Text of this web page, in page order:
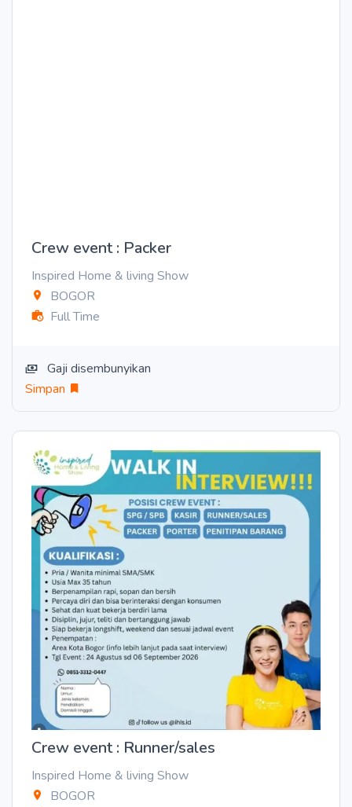
Crew event : Packer
Inspired Home & living Show
BOGOR
Full Time
Gaji disembunyikan
Simpan
Crew event : Runner/sales
Inspired Home & living Show
BOGOR